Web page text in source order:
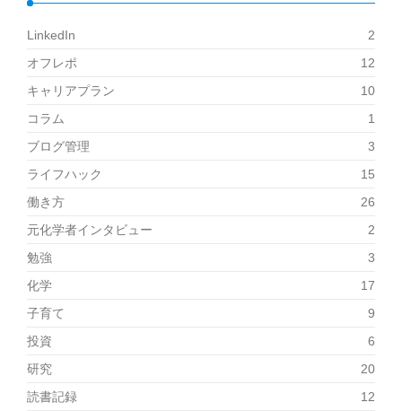
LinkedIn
2
オフレポ
12
キャリアプラン
10
コラム
1
ブログ管理
3
ライフハック
15
働き方
26
元化学者インタビュー
2
勉強
3
化学
17
子育て
9
投資
6
研究
20
読書記録
12